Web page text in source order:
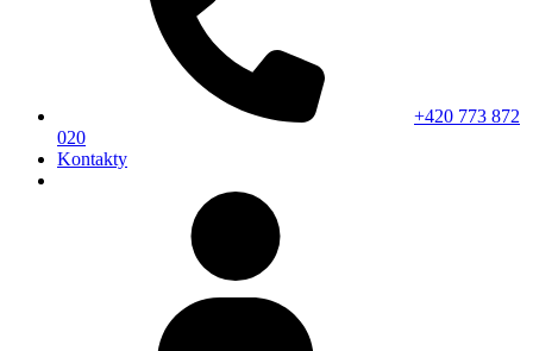
+420 773 872
020
Kontakty